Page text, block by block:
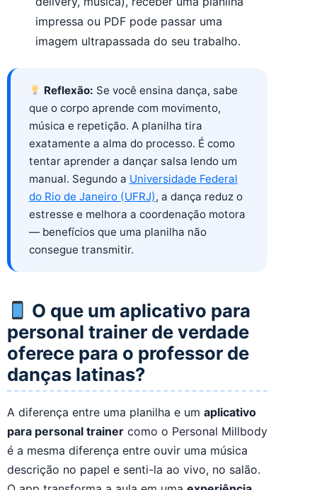
impressa ou PDF pode passar uma
imagem ultrapassada do seu trabalho.
Reflexão: Se você ensina dança, sabe
que o corpo aprende com movimento,
música e repetição. A planilha tira
exatamente a alma do processo. É como
tentar aprender a dançar salsa lendo um
manual. Segundo a Universidade Federal
do Rio de Janeiro (UFRJ), a dança reduz o
estresse e melhora a coordenação motora
— benefícios que uma planilha não
consegue transmitir.
O que um aplicativo para
personal trainer de verdade
oferece para o professor de
danças latinas?
A diferença entre uma planilha e um aplicativo
para personal trainer como o Personal Millbody
é a mesma diferença entre ouvir uma música
descrição no papel e senti-la ao vivo, no salão.